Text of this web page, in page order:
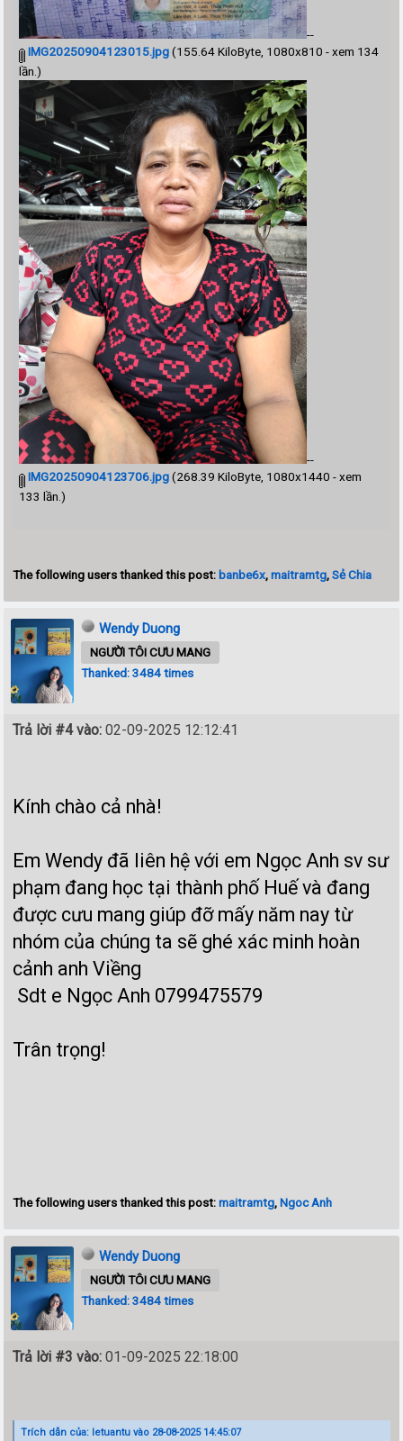
--
IMG20250904123015.jpg(155.64 KiloByte, 1080x810 - xem 134
lần.)
--
IMG20250904123706.jpg(268.39 KiloByte, 1080x1440 - xem
133 lần.)
The following users thanked this post: banbe6x,maitramtg,Sẻ Chia
Wendy Duong
NGƯỜI TÔI CƯU MANG
Thanked: 3484 times
Trả lời #4 vào: 02-09-2025 12:12:41
Kính chào cả nhà!
Em Wendy đã liên hệ với em Ngọc Anh sv sư
phạm đang học tại thành phố Huế và đang
được cưu mang giúp đỡ mấy năm nay từ
nhóm của chúng ta sẽ ghé xác minh hoàn
cảnh anh Viềng
Sdt e Ngọc Anh 0799475579
Trân trọng!
The following users thanked this post:maitramtg,Ngoc Anh
Wendy Duong
NGƯỜI TÔI CƯU MANG
Thanked: 3484 times
Trả lời #3 vào: 01-09-2025 22:18:00
Trích dẫn của: letuantu vào 28-08-2025 14:45:07